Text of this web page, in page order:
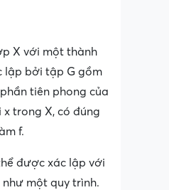
X với một thành
lập bởi tập G gồm
tiên phong của
trong X, có đúng
f.
được xác lập với
một quy trình.